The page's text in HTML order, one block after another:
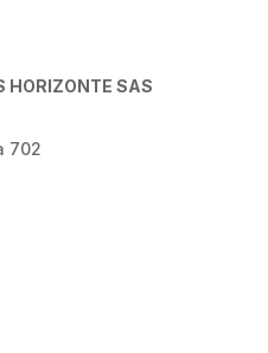
HORIZONTE SAS
702